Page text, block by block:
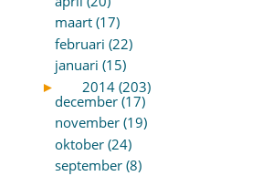
maart (17)
februari (22)
januari (15)
►
2014 (203)
december (17)
november (19)
oktober (24)
september (8)